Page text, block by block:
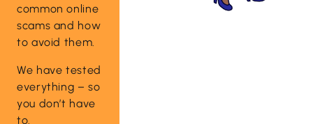
common online
scams and how
to avoid them.
We have tested
everything – so
you don’t have
to.